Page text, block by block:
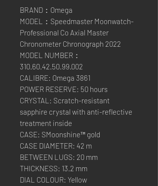
BRAND：Omega
MODEL：Speedmaster Moonwatch-
Professional Co Axial Master
Chronometer Chronograph 2022
MODEL NUMBER：
310.60.42.50.99.002
CALIBRE: Omega 3861
POWER RESERVE: 50 hours
CRYSTAL: Scratch-resistant
sapphire crystal with anti-reflective
treatment inside
CASE: SMoonshine™ gold
CASE DIAMETER: 42 m
BETWEEN LUGS: 20 mm
THICKNESS: 13.2 mm
DIAL COLOUR: Yellow